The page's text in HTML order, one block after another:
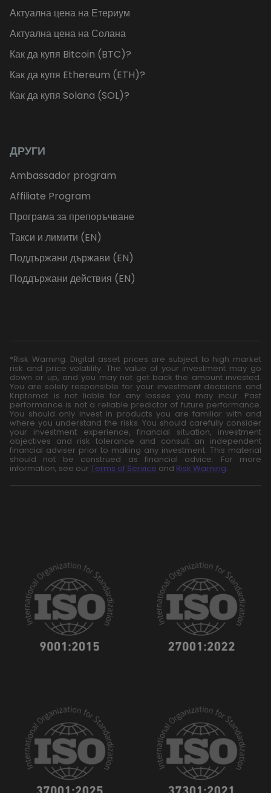
Актуална цена на Етериум
Актуална цена на Солана
Как да купя Bitcoin (BTC)?
Как да купя Ethereum (ETH)?
Как да купя Solana (SOL)?
ДРУГИ
Ambassador program
Affiliate Program
Програма за препоръчване
Такси и лимити (EN)
Поддържани държави (EN)
Поддържани действия (EN)
*Risk Warning: Digital asset prices are subject to high market
risk and price volatility. The value of your investment may go
down or up, and you may not get back the amount invested.
You are solely responsible for your investment decisions and
Kriptomat is not liable for any losses you may incur. Past
performance is not a reliable predictor of future performance.
You should only invest in products you are familiar with and
where you understand the risks. You should carefully consider
your investment experience, financial situation, investment
objectives and risk tolerance and consult an independent
financial adviser prior to making any investment. This material
should not be construed as financial advice. For more
information, see our Terms of Service and Risk Warning.